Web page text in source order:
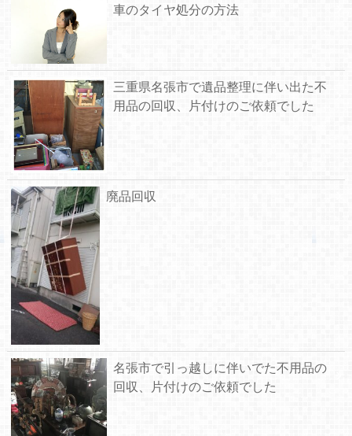
車のタイヤ処分の方法
三重県名張市で遺品整理に伴い出た不
用品の回収、片付けのご依頼でした
廃品回収
名張市で引っ越しに伴いでた不用品の
回収、片付けのご依頼でした